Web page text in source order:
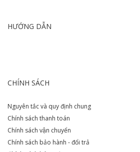
HƯỚNG DẪN
CHÍNH SÁCH
Nguyên tắc và quy định chung
Chính sách thanh toán
Chính sách vận chuyển
Chính sách bảo hành - đổi trả